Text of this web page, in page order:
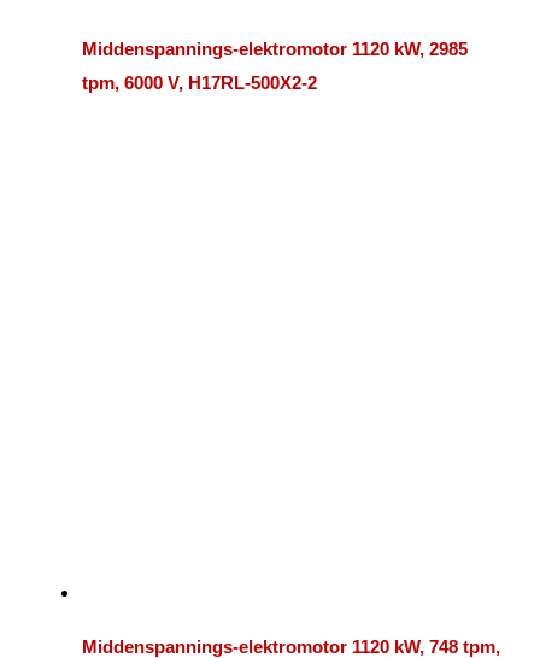
Middenspannings-elektromotor 1120 kW, 2985
tpm, 6000 V, H17RL-500X2-2
Middenspannings-elektromotor 1120 kW, 748 tpm,